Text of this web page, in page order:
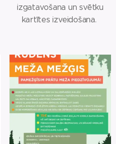
izgatavošana un svētku
kartītes izveidošana.